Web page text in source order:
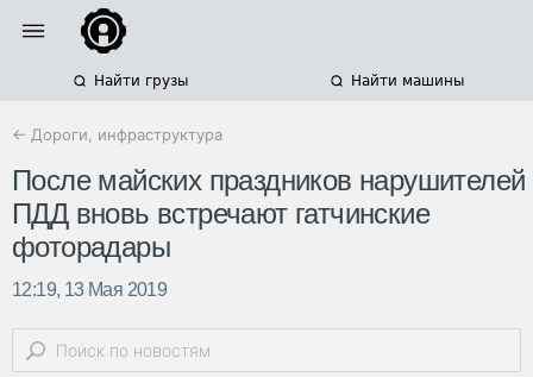
Найти грузы Найти машины
← Дороги, инфраструктура
После майских праздников нарушителей
ПДД вновь встречают гатчинские
фоторадары
12:19, 13 Мая 2019